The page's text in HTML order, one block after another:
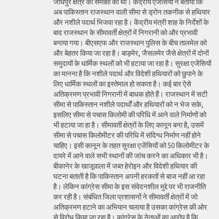
अब पाकिस्तान राजस्थान वाली सीमा से ड्रोन तकनीक से हथियार
और नशीले पदार्थ भिजवा रहा है। केंद्रीय मंत्री शाह के निर्देशों के
बाद राजस्थान के सीमावर्ती क्षेत्रों में निगरानी को और प्रभावी
बनाया गया। बीएसएफ और राजस्थान पुलिस के बीच तालमेल को
और बेहतर किया जा रहा है। बाड़मेर, जैसलमेर जैसे क्षेत्रों में दोनों
समुदायों के धार्मिक स्थलों को भी हटाया जा रहा है। सुरक्षा एजेंसियों
का मानना है कि नशीले पदार्थ और विदेशी हथियारों को छुपाने के
लिए धार्मिक स्थलों का इस्तेमाल हो सकता है। कई बार ऐसे
अतिक्रमण प्रभावी निगरानी में बाधक होते हैं। राजस्थान में सटी
सीमा से पाकिस्तान नशीले पदार्थों और हथियारों को न भेज सके,
इसलिए सीमा से पचास किलोमी की परिधि में आने वाले निर्माणों को
भी हटाया जा हा है। सीमावर्ती क्षेत्रों के लिए कानून बना है, उसमें
सीमा से पचास किलोमीटर की परिधि में संदिग्ध निर्माण नहीं होने
चाहिए। इसी कानून के तहत सुरक्षा एजेंसियों को 50 किलोमीटर के
दायरे में आने वाले सभी स्थानों की जांच करने का अधिकार भी है।
बीकानेर के खाजूवाला में जब्त हेरोइन और विदेशी हथियार की
घटना बताती है कि पाकिस्तान अपनी हरकतों से बाज नहीं आ रहा
है। लेकिन कांग्रेस सीमा के इस संवेदनशील मुद्दे पर भी राजनीति
कर रही है। संबंधित जिला प्रशासनों ने सीमावर्ती क्षेत्रों में जो
अतिक्रमण हटाने का अभियान चलाया है उसका कांग्रेस की ओर